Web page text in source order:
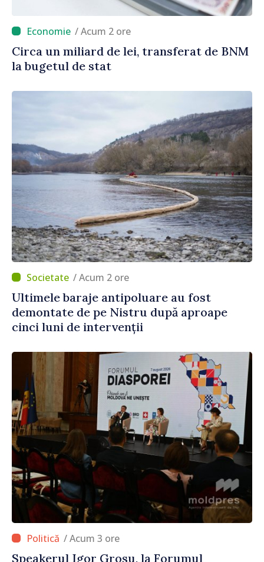
/ Acum 2 ore
Circa un miliard de lei, transferat de BNM
la bugetul de stat
/ Acum 2 ore
Ultimele baraje antipoluare au fost
demontate de pe Nistru după aproape
cinci luni de intervenții
/ Acum 3 ore
Speakerul Igor Grosu, la Forumul